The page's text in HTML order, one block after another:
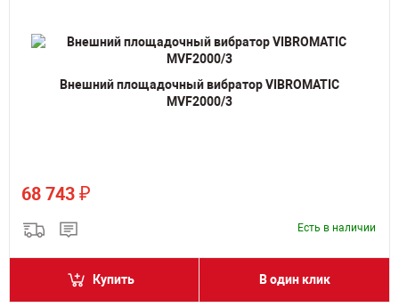
Внешний площадочный вибратор VIBROMATIC
MVF2000/3
68 743 ₽
Есть в наличии
Купить В один клик